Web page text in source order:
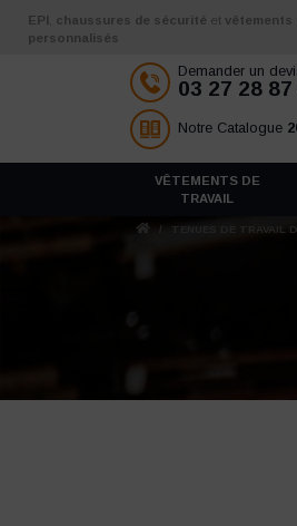
Aller au contenu
EPI chaussures de sécurité et vêtements
personnalisés
Demander un
03 27 28 87
Notre Catalogue
VÊTEMENTS DE
TRAVAIL
/ TENUES DE TRAVAIL